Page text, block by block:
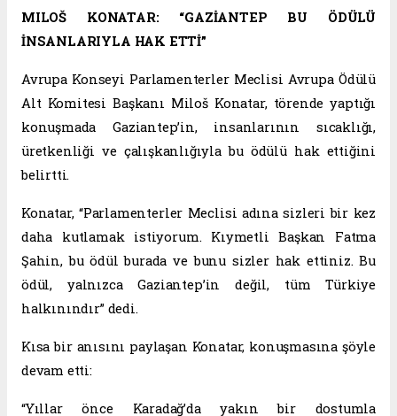
MILOŠ KONATAR: “GAZİANTEP BU ÖDÜLÜ
İNSANLARIYLA HAK ETTİ”
Avrupa Konseyi Parlamenterler Meclisi Avrupa Ödülü
Alt Komitesi Başkanı Miloš Konatar, törende yaptığı
konuşmada Gaziantep’in, insanlarının sıcaklığı,
üretkenliği ve çalışkanlığıyla bu ödülü hak ettiğini
belirtti.
Konatar, “Parlamenterler Meclisi adına sizleri bir kez
daha kutlamak istiyorum. Kıymetli Başkan Fatma
Şahin, bu ödül burada ve bunu sizler hak ettiniz. Bu
ödül, yalnızca Gaziantep’in değil, tüm Türkiye
halkınındır” dedi.
Kısa bir anısını paylaşan Konatar, konuşmasına şöyle
devam etti:
“Yıllar önce Karadağ’da yakın bir dostumla